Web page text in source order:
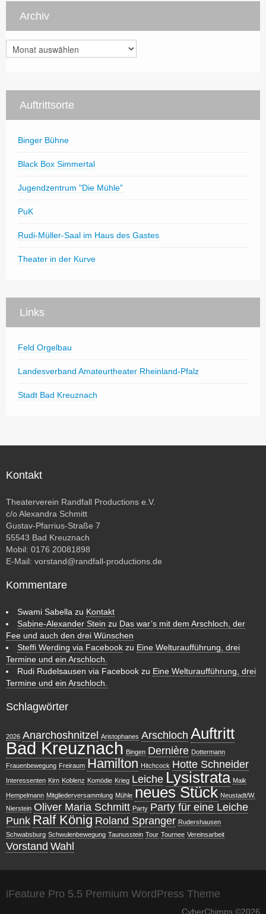
Archiv
Archiv
Auftrittsorte
Binger Bühne
Black Box Simmertal
Jugendzentrum "Die Mühle"
PuK
Rudi-Müller-Saal im Haus des Gastes
Theater in der Kurve
Links
Feld Orgelbau
Landesverband Amateurtheater Rheinland-Pfalz
Stadt Bad Kreuznach
Kontakt
Theaterverein Randfall Productions e.V.
c/o Alexandra Schmitt
Gustav-Pfarrius-Straße 7
55543 Bad Kreuznach
Mobil: 0176 20081898
E-Mail: vorstand@randfall-productions.de
Kommentare
Swami Sabella zu Kontakt
Sabine-Alexander Stein zu Das war’s mit dem Arschloch, der
Fee und auch den drei Wünschen
Steffi Werding via Facebook zu Eine Welturaufführung, drei
Termine und ein Arschloch.
Rudi Rudelsausen via Facebook zu Eine Welturaufführung, drei
Termine und ein Arschloch.
Schlagwörter
2026 Anarchoshnitzel Aristophanes Arschloch Auftritt
Bad Kreuznach Bingen Dernière Dottermann
Frauenbewegung Freiraum Hamilton Hitchcock Hotte Schneider
Interessenten Kirn Koblenz Komödie Krieg Leiche Lysistrata Maik
Hempelmann Mitgliederversammlung Mühle neues Stück Neustadt/W.
Nierstein Oliver Maria Schmitt Party Party für eine Leiche
Punk Ralf König Roland Spranger Rudershausen
Schwabsburg Schwulenbewegung Taunusstein Tour Tournee Vereinsarbeit
Vorstand Wahl
iFeature Pro 5.5 Premium WordPress Theme
CyberChimps ©2026